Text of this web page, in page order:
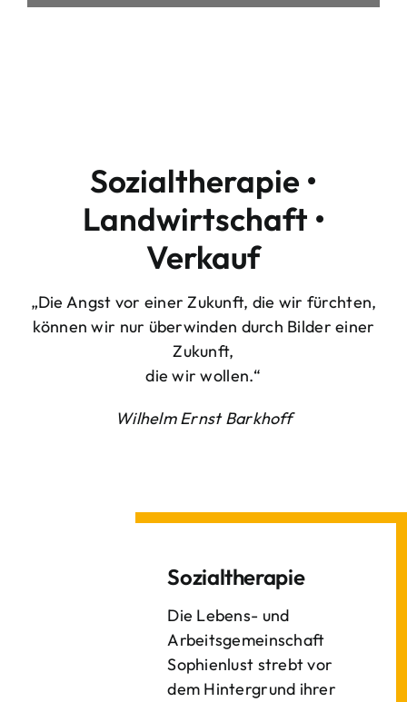
Sozialtherapie •
Landwirtschaft •
Verkauf
„Die Angst vor einer Zukunft, die wir fürchten,
können wir nur überwinden durch Bilder einer
Zukunft,
die wir wollen.“
Wilhelm Ernst Barkhoff
Sozialtherapie
Die Lebens- und
Arbeitsgemeinschaft
Sophienlust strebt vor
dem Hintergrund ihrer